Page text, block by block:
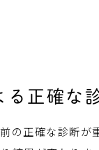
る 正確な
の正確な診断